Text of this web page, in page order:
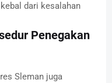
dari kesalahan
Penegakan
Sleman juga